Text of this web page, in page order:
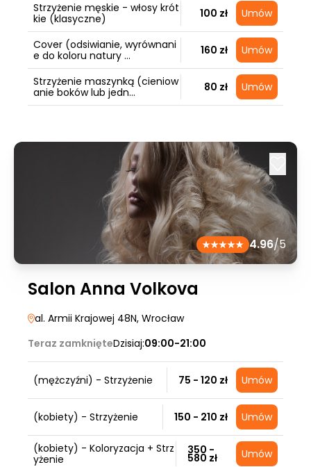
Strzyżenie męskie - włosy krót
kie (klasyczne)
100 zł Umów
Cover (odsiwianie, wyrównani
e do koloru natury ...
160 zł Umów
Strzyżenie maszynką (cieniow
anie boków lub jedn...
80 zł Umów
4.96/5
Salon Anna Volkova
al. Armii Krajowej 48N, Wrocław
Teraz zamknięteDzisiaj:09:00-21:00
(mężczyźni) - Strzyżenie 75 - 120 zł Umów
(kobiety) - Strzyżenie 150 - 210 zł Umów
(kobiety) - Koloryzacja + Strz
yżenie
350 -
580 zł Umów